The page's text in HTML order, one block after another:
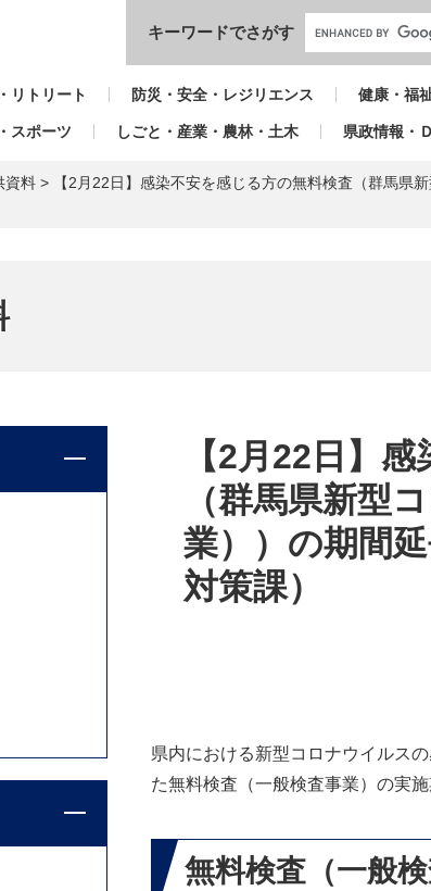
本文へ
キーワードでさがす
リトリート 防災・安全・レジリエンス 健康・福
スポーツ しごと・産業・農林・土木 県政情報・
資料 >
【2月22日】感染不安を感じる方の無料検査（群馬県
【2月22日】
（群馬県新型
業））の期間
対策課）
県内における新型コロナウイルス
た無料検査（一般検査事業）の実
無料検査（一般